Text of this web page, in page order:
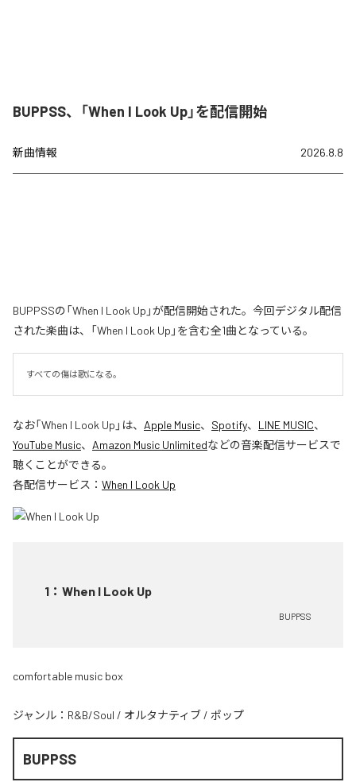
BUPPSS、「When I Look Up」を配信開始
新曲情報 2026.8.8
BUPPSSの「When I Look Up」が配信開始された。今回デジタル配信
された楽曲は、「When I Look Up」を含む全1曲となっている。
すべての傷は歌になる。
なお「When I Look Up 」は、 Apple Music、 Spotify、 LINE MUSIC、
YouTube Music、 Amazon Music Unlimitedなどの音楽配信サービスで
聴くことができる。
各配信サービス： When I Look Up
1 ： When I Look Up
BUPPSS
comfortable music box
ジャンル： R&B/Soul / オルタナティブ / ポップ
BUPPSS